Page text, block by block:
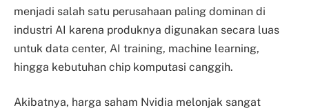
menjadi salah satu perusahaan paling dominan di
industri AI karena produknya digunakan secara luas
untuk data center, AI training, machine learning,
hingga kebutuhan chip komputasi canggih.
Akibatnya, harga saham Nvidia melonjak sangat